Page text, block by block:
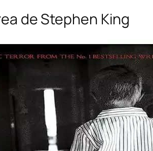
de Stephen King